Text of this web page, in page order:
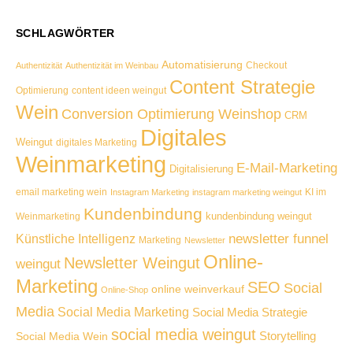
SCHLAGWÖRTER
Authentizität Authentizität im Weinbau Automatisierung Checkout
Optimierung content ideen weingut Content Strategie
Wein Conversion Optimierung Weinshop CRM
Weingut digitales Marketing Digitales
Weinmarketing Digitalisierung E-Mail-Marketing
email marketing wein Instagram Marketing instagram marketing weingut KI im
Weinmarketing Kundenbindung kundenbindung weingut
Künstliche Intelligenz Marketing Newsletter newsletter funnel
weingut Newsletter Weingut Online-
Marketing Online-Shop online weinverkauf SEO Social
Media Social Media Marketing Social Media Strategie
Social Media Wein social media weingut Storytelling